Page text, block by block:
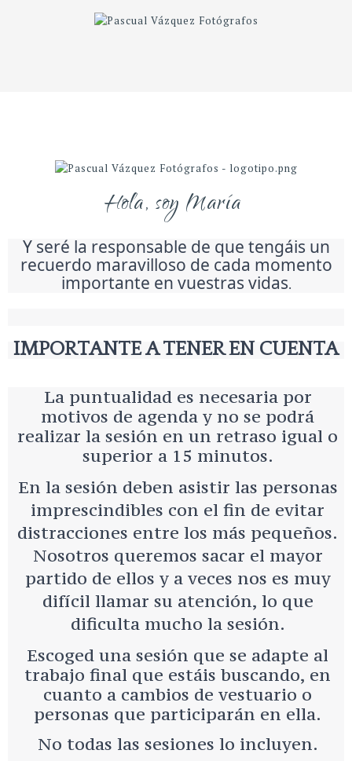
Hola, soy María
Y seré la responsable de que tengáis un
recuerdo maravilloso de cada momento
importante en vuestras vidas.
IMPORTANTE A TENER EN CUENTA
La puntualidad es necesaria por
motivos de agenda y no se podrá
realizar la sesión en un retraso igual o
superior a 15 minutos.
En la sesión deben asistir las personas
imprescindibles con el fin de evitar
distracciones entre los más pequeños.
Nosotros queremos sacar el mayor
partido de ellos y a veces nos es muy
difícil llamar su atención, lo que
dificulta mucho la sesión.
Escoged una sesión que se adapte al
trabajo final que estáis buscando, en
cuanto a cambios de vestuario o
personas que participarán en ella.
No todas las sesiones lo incluyen.